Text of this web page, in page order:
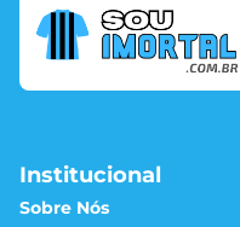
Institucional
Sobre Nós